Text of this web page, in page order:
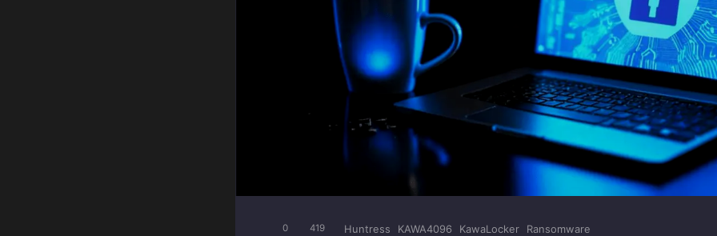
0 419 Huntress KAWA4096 KawaLocker Ransomware